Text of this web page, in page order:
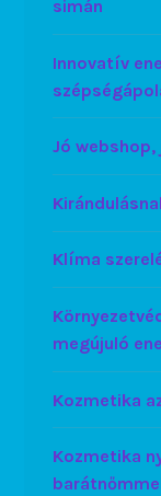
simán
Innovatív
Jó
Klíma
megújuló
Kozmetika
Kozmetika